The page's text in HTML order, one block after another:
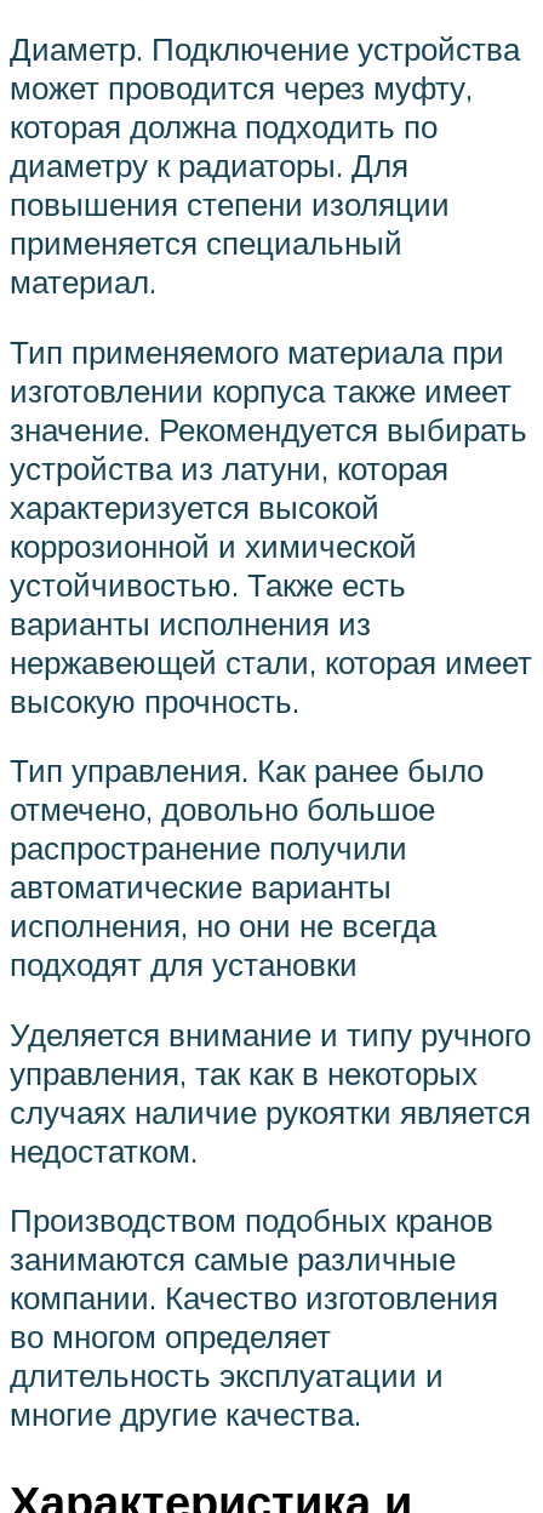
Диаметр. Подключение устройства
может проводится через муфту,
которая должна подходить по
диаметру к радиаторы. Для
повышения степени изоляции
применяется специальный
материал.
Тип применяемого материала при
изготовлении корпуса также имеет
значение. Рекомендуется выбирать
устройства из латуни, которая
характеризуется высокой
коррозионной и химической
устойчивостью. Также есть
варианты исполнения из
нержавеющей стали, которая имеет
высокую прочность.
Тип управления. Как ранее было
отмечено, довольно большое
распространение получили
автоматические варианты
исполнения, но они не всегда
подходят для установки
Уделяется внимание и типу ручного
управления, так как в некоторых
случаях наличие рукоятки является
недостатком.
Производством подобных кранов
занимаются самые различные
компании. Качество изготовления
во многом определяет
длительность эксплуатации и
многие другие качества.